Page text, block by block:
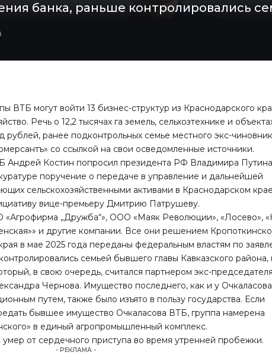
банка, раньше контролировались
ВТБ могут войти 13 бизнес-структур из Краснодарского
Речь о 12,2 тысячах га земель, сельхозтехнике и
рублей, ранее подконтрольных семье местного экс-
со ссылкой на свои осведомленные источники.
Андрей Костин попросил президента РФ Владимира
поручение о передаче в управление и дальнейшей
сельскохозяйственными активами в Краснодарском
вице-премьеру Дмитрию Патрушеву.
«Агрофирма „Дружба“», ООО «Маяк Революции», «Лосево»,
и другие компании. Все они решением
в мае 2025 года переданы федеральным властям по
семьей бывшего главы Кавказского района,
в свою очередь, считался партнером экс-председателя
Чернова. Имущество последнего, как и у Очкаласова
путем, также было изъято в пользу государства. Если
бывшее имущество Очкаласова ВТБ, группа намерена
в единый агропромышленный комплекс.
от сердечного приступа во время утренней пробежки.
- РЕКЛАМА -